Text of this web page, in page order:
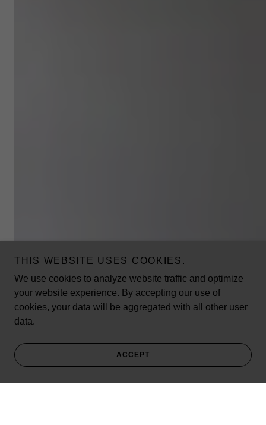
THIS WEBSITE USES COOKIES.
We use cookies to analyze website traffic and optimize
your website experience. By accepting our use of
cookies, your data will be aggregated with all other user
data.
ACCEPT